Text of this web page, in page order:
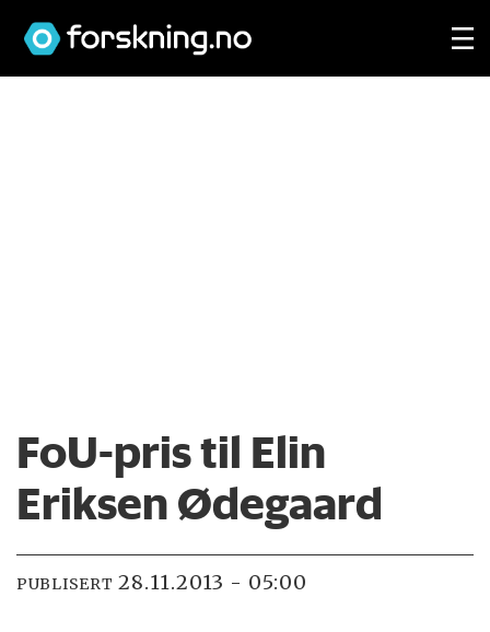
FoU-pris til Elin
Eriksen Ødegaard
PUBLISERT 28.11.2013 - 05:00